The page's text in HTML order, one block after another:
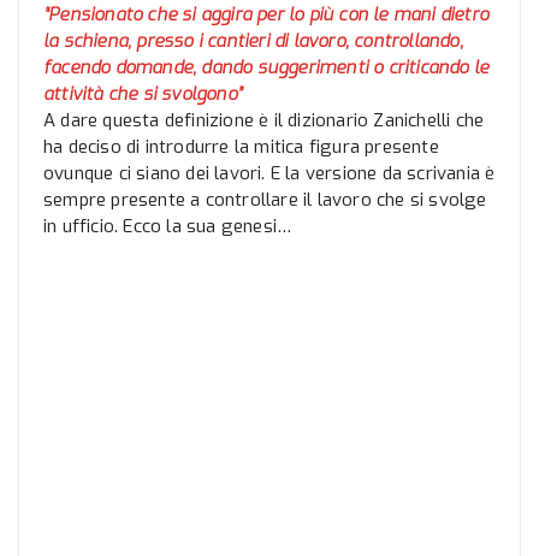
“Pensionato che si aggira per lo più con le mani dietro
la schiena, presso i cantieri di lavoro, controllando,
facendo domande, dando suggerimenti o criticando le
attività che si svolgono”
A dare questa definizione è il dizionario Zanichelli che
ha deciso di introdurre la mitica figura presente
ovunque ci siano dei lavori. E la versione da scrivania è
sempre presente a controllare il lavoro che si svolge
in ufficio. Ecco la sua genesi…